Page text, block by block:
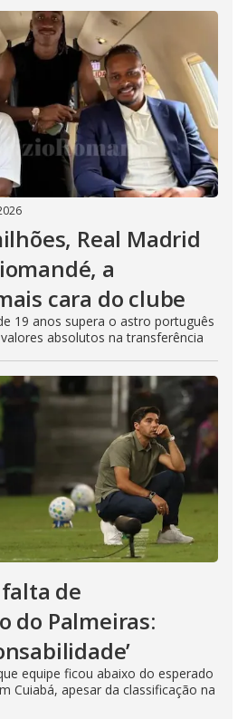
Real Madrid
a
cara do clube
19 anos supera o astro português
absolutos na transferência
de
do Palmeiras:
equipe ficou abaixo do esperado
Cuiabá, apesar da classificação na